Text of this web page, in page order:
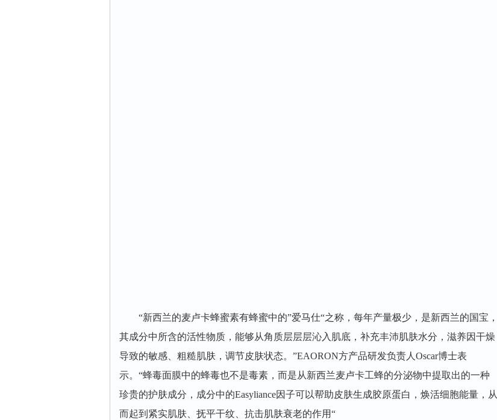
“新西兰的麦卢卡蜂蜜素有蜂蜜中的”爱马仕“之称，每年产量极少，是新西兰的国宝，
其成分中所含的活性物质，能够从角质层层层沁入肌底，补充丰沛肌肤水分，滋养因干燥
导致的敏感、粗糙肌肤，调节皮肤状态。”EAORON方产品研发负责人Oscar博士表
示。“蜂毒面膜中的蜂毒也不是毒素，而是从新西兰麦卢卡工蜂的分泌物中提取出的一种
珍贵的护肤成分，成分中的Easyliance因子可以帮助皮肤生成胶原蛋白，焕活细胞能量，从
而起到紧实肌肤、抚平干纹、抗击肌肤衰老的作用“